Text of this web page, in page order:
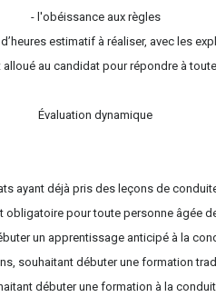
- l'obéissance aux règles
estimatif à réaliser, avec les
alloué au candidat pour répondre à
Évaluation dynamique
ayant déjà pris des leçons de
obligatoire pour toute personne âgée
un apprentissage anticipé à la
souhaitant débuter une formation
débuter une formation à la